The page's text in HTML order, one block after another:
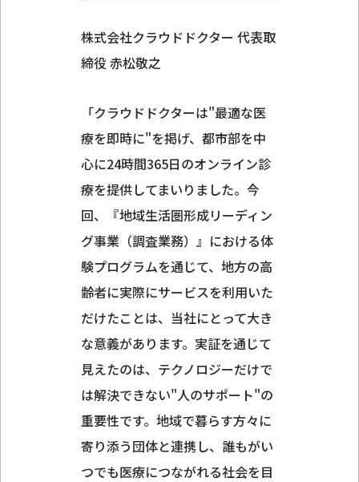
株式会社クラウドドクター 代表取
締役 赤松敬之
「クラウドドクターは"最適な医
療を即時に"を掲げ、都市部を中
心に24時間365日のオンライン診
療を提供してまいりました。今
回、『地域生活圏形成リーディン
グ事業（調査業務）』における体
験プログラムを通じて、地方の高
齢者に実際にサービスを利用いた
だけたことは、当社にとって大き
な意義があります。実証を通じて
見えたのは、テクノロジーだけで
は解決できない"人のサポート"の
重要性です。地域で暮らす方々に
寄り添う団体と連携し、誰もがい
つでも医療につながれる社会を目